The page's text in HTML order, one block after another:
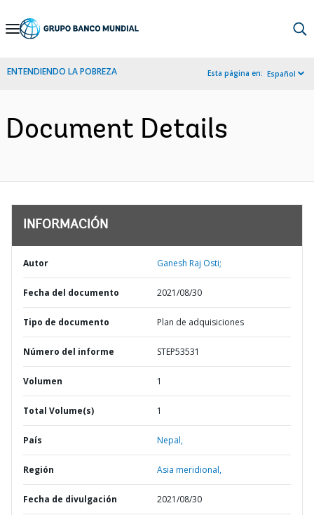
Skip
Navigation
ENTENDIENDO LA POBREZA Esta página en: Español
Document Details
INFORMACIÓN
Autor Ganesh Raj Osti;
Fecha del documento 2021/08/30
Tipo de documento Plan de adquisiciones
Número del informe STEP53531
Volumen 1
Total Volume(s) 1
País Nepal,
Región Asia meridional,
Fecha de divulgación 2021/08/30